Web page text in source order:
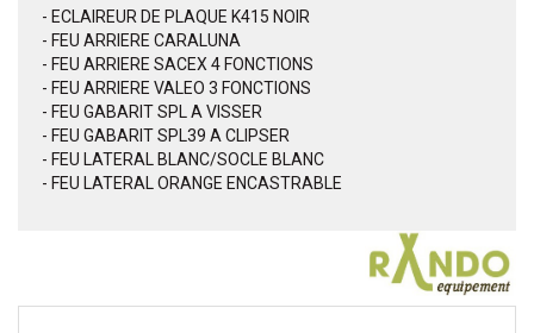
- ECLAIREUR DE PLAQUE K415 NOIR
- FEU ARRIERE CARALUNA
- FEU ARRIERE SACEX 4 FONCTIONS
- FEU ARRIERE VALEO 3 FONCTIONS
- FEU GABARIT SPL A VISSER
- FEU GABARIT SPL39 A CLIPSER
- FEU LATERAL BLANC/SOCLE BLANC
- FEU LATERAL ORANGE ENCASTRABLE